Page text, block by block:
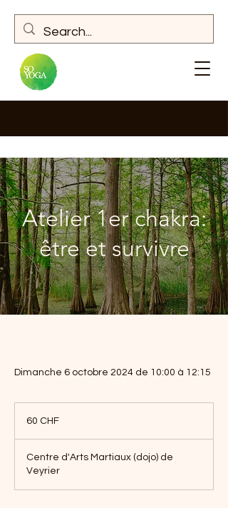
Atelier 1er chakra:
être et survivre
Dimanche 6 octobre 2024 de 10:00 à 12:15
suisses60 CHF
Centre d'Arts Martiaux (dojo) de
Veyrier